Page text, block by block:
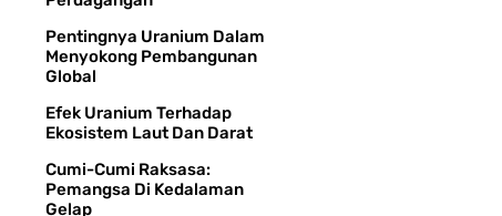
Pentingnya Uranium Dalam
Menyokong Pembangunan
Global
Efek Uranium Terhadap
Ekosistem Laut Dan Darat
Cumi-Cumi Raksasa:
Pemangsa Di Kedalaman
Gelap